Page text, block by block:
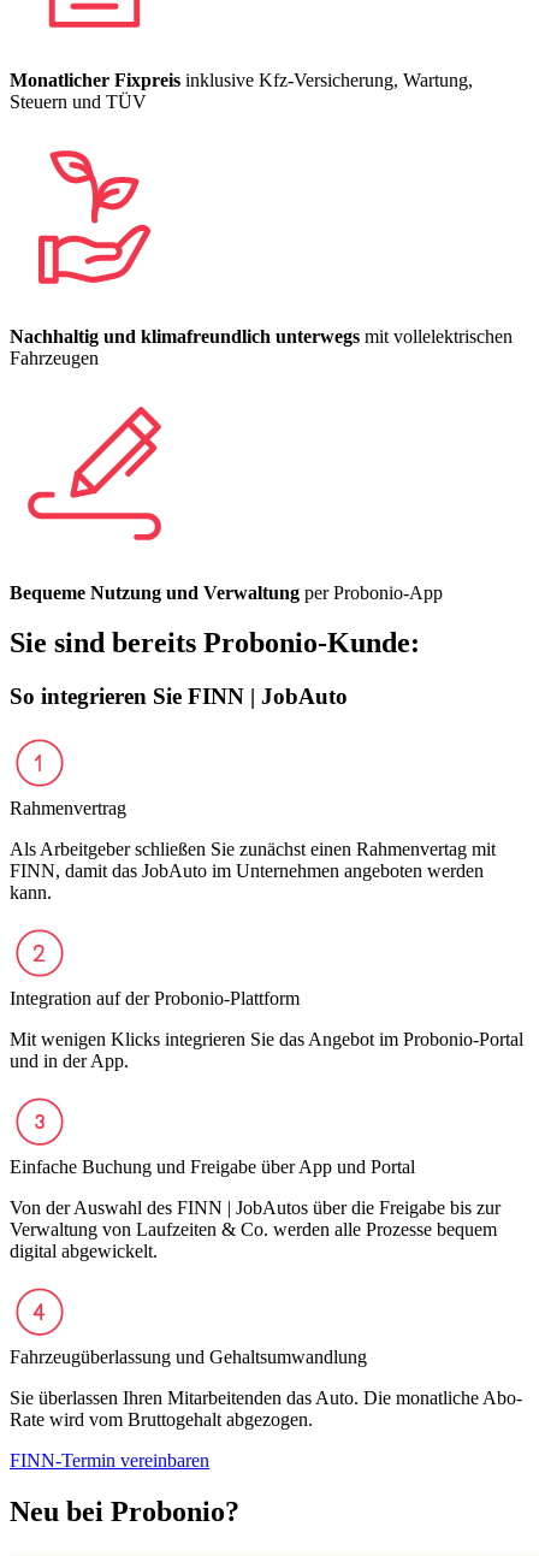
Monatlicher Fixpreis inklusive Kfz-Versicherung, Wartung,
Steuern und TÜV
Nachhaltig und klimafreundlich unterwegs mit vollelektrischen
Fahrzeugen
Bequeme Nutzung und Verwaltung per Probonio-App
Sie sind bereits Probonio-Kunde:
So integrieren Sie FINN | JobAuto
Rahmenvertrag
Als Arbeitgeber schließen Sie zunächst einen Rahmenvertag mit
FINN, damit das JobAuto im Unternehmen angeboten werden
kann.
Integration auf der Probonio-Plattform
Mit wenigen Klicks integrieren Sie das Angebot im Probonio-Portal
und in der App.
Einfache Buchung und Freigabe über App und Portal
Von der Auswahl des FINN | JobAutos über die Freigabe bis zur
Verwaltung von Laufzeiten & Co. werden alle Prozesse bequem
digital abgewickelt.
Fahrzeugüberlassung und Gehaltsumwandlung
Sie überlassen Ihren Mitarbeitenden das Auto. Die monatliche Abo-
Rate wird vom Bruttogehalt abgezogen.
FINN-Termin vereinbaren
Neu bei Probonio?